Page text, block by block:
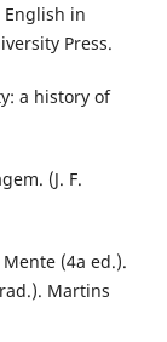
English in
Press.
a history of
(J. F.
Mente (4a ed.).
Martins